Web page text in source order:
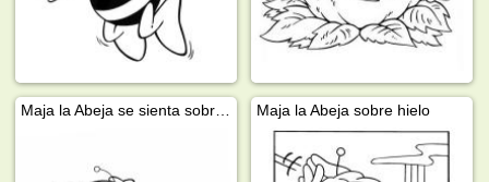
Maja la Abeja se sienta sobre una manzana Maja la Abeja sobre hielo